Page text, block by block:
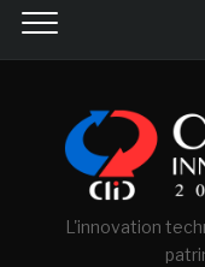
L'innovation